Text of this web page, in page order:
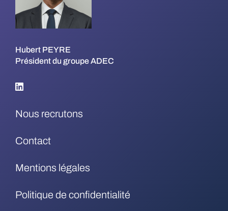
Hubert PEYRE
Président du groupe ADEC
Nous recrutons
Contact
Mentions légales
Politique de confidentialité